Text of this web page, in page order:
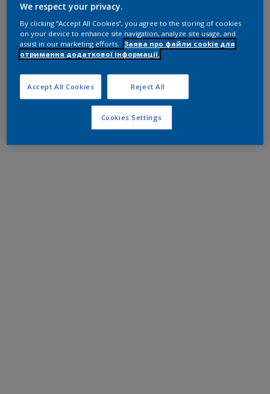
We respect your privacy.
By clicking “Accept All Cookies”, you agree to the storing of cookies
on your device to enhance site navigation, analyze site usage, and
assist in our marketing efforts.
Заява про файли cookie для
отримання додаткової інформації.
Reject All
Accept All Cookies
Cookies Settings